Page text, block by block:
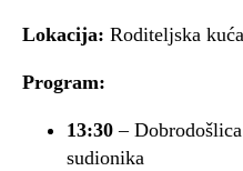
Lokacija: Roditeljska
Program:
13:30 –
sudionika